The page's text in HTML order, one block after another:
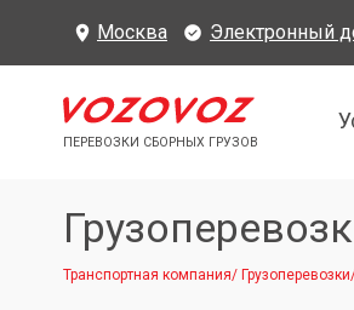
Москва Электронный
ПЕРЕВОЗКИ СБОРНЫХ ГРУЗОВ
Транспортная компания/ Грузоперевозки